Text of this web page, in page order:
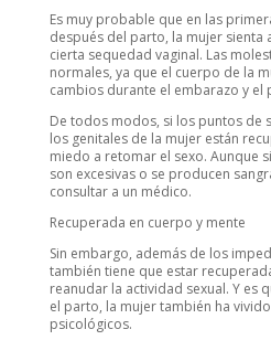
Es muy probable que en las
después del parto, la mujer sienta
cierta sequedad vaginal. Las
normales, ya que el cuerpo de la
cambios durante el embarazo y el
De todos modos, si los puntos de
los genitales de la mujer están
miedo a retomar el sexo. Aunque
son excesivas o se producen
consultar a un médico.
Recuperada en cuerpo y mente
Sin embargo, además de los
también tiene que estar
reanudar la actividad sexual. Y es
el parto, la mujer también ha
psicológicos.